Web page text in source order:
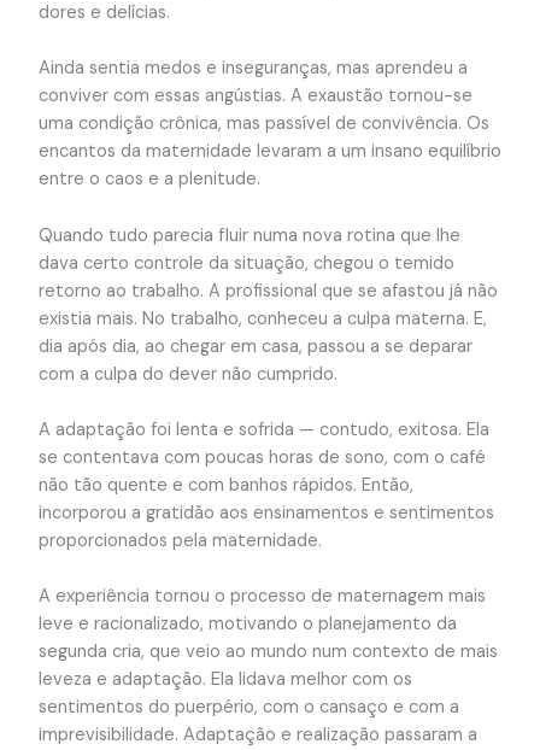
dores e delícias.
Ainda sentia medos e inseguranças, mas aprendeu a
conviver com essas angústias. A exaustão tornou-se
uma condição crônica, mas passível de convivência. Os
encantos da maternidade levaram a um insano equilíbrio
entre o caos e a plenitude.
Quando tudo parecia fluir numa nova rotina que lhe
dava certo controle da situação, chegou o temido
retorno ao trabalho. A profissional que se afastou já não
existia mais. No trabalho, conheceu a culpa materna. E,
dia após dia, ao chegar em casa, passou a se deparar
com a culpa do dever não cumprido.
A adaptação foi lenta e sofrida — contudo, exitosa. Ela
se contentava com poucas horas de sono, com o café
não tão quente e com banhos rápidos. Então,
incorporou a gratidão aos ensinamentos e sentimentos
proporcionados pela maternidade.
A experiência tornou o processo de maternagem mais
leve e racionalizado, motivando o planejamento da
segunda cria, que veio ao mundo num contexto de mais
leveza e adaptação. Ela lidava melhor com os
sentimentos do puerpério, com o cansaço e com a
imprevisibilidade. Adaptação e realização passaram a